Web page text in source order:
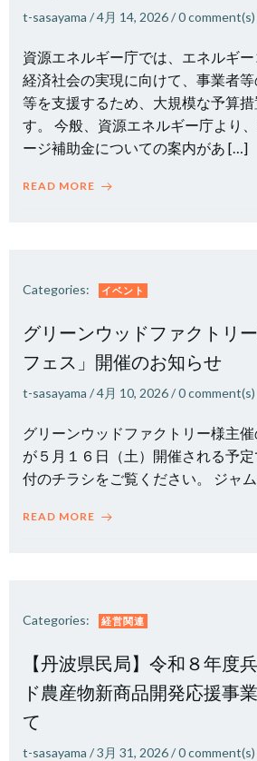
t-sasayama /4月 14, 2026/0comment(s)
資源エネルギー庁では、エネルギ
経済社会の実現に向けて、事業者
等を支援するため、大規模な予算措
す。 今般、資源エネルギー庁より
ージ補助金についての案内があ […]
READ MORE
Categories: イベント
グリーンウッドファクトリ
フェス」開催のお知らせ
t-sasayama /4月 10, 2026/0comment(s)
グリーンウッドファクトリー様主
が５月１６日（土）開催される予
付のチラシをご覧ください。 ジャ
READ MORE
Categories: 経営関連
【丹波県民局】令和８年度
ド農産物新商品開発応援事
て
t-sasayama /3月 31, 2026/0comment(s)